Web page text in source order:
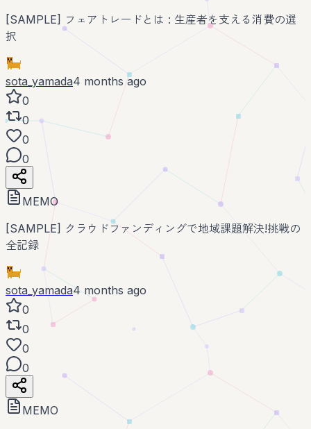
[SAMPLE] フェアトレードとは : 生産者を支える消費の選
択
sota_yamada4 months ago
0
0
0
0
MEMO
[SAMPLE] クラウドファンディングで地域課題解決!挑戦の
全記録
sota_yamada4 months ago
0
0
0
0
MEMO